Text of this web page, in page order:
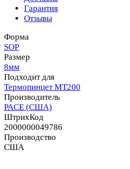
Гарантия
Отзывы
Форма
SOP
Размер
8мм
Подходит для
Термопинцет MT200
Производитель
PACE (США)
ШтрихКод
2000000049786
Производство
США